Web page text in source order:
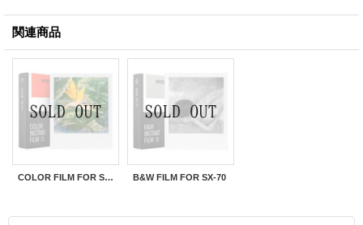
関連商品
COLOR FILM FOR SX-70 B&W FILM FOR SX-70